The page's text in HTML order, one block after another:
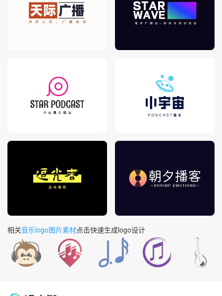
相关音乐logo图片素材点击快速生成logo设计